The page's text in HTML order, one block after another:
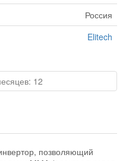
Россия
Elitech
12
позволяющий